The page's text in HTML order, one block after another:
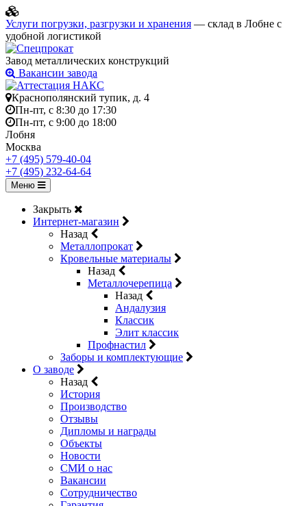
Услуги погрузки, разгрузки и хранения — склад в Лобне с
удобной логистикой
Завод металлических конструкций
Вакансии завода
Краснополянский тупик, д. 4
Пн-пт, с 8:30 до 17:30
Пн-пт, с 9:00 до 18:00
Лобня
Москва
+7 (495) 579-40-04
+7 (495) 232-64-64
Меню
Закрыть
Интернет-магазин
Назад
Металлопрокат
Кровельные материалы
Назад
Металлочерепица
Назад
Андалузия
Классик
Элит классик
Профнастил
Заборы и комплектующие
О заводе
Назад
История
Производство
Отзывы
Дипломы и награды
Объекты
Новости
СМИ о нас
Вакансии
Сотрудничество